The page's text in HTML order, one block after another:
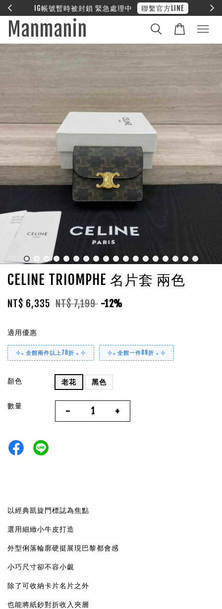
❤︎ 全館滿兩萬享免運
Manmanin
CELINE TRIOMPHE 名片套 兩色
NT$ 6,335 NT$ 7,199 -12%
適用優惠
⊹₊ 全館兩件以上78折 ₊ ⊹ ⊹₊ 全館一件88折 ₊ ⊹
顏色 老花 黑色
數量 - +
以經典凱旋門標誌為焦點
選用細緻小牛皮打造
外型俐落輪廓硬挺展現巴黎都會感
小巧尺寸卻不容小覷
除了可收納卡片名片之外
也能將紙鈔對折收入夾層